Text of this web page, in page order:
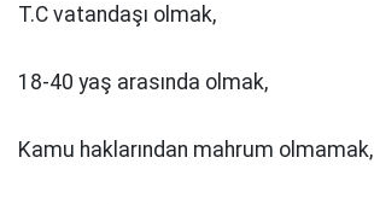
T.C vatandaşı olmak,
18-40 yaş arasında olmak,
Kamu haklarından mahrum olmamak,